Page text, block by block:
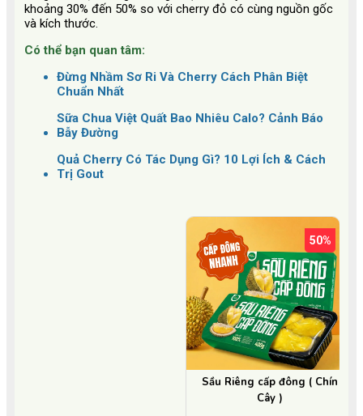
khoảng 30% đến 50% so với cherry đỏ có cùng nguồn gốc
và kích thước.
Có thể bạn quan tâm:
Đừng Nhầm Sơ Ri Và Cherry Cách Phân Biệt
Chuẩn Nhất
Sữa Chua Việt Quất Bao Nhiêu Calo? Cảnh Báo
Bẫy Đường
Quả Cherry Có Tác Dụng Gì? 10 Lợi Ích & Cách
Trị Gout
50%
Sầu Riêng cấp đông ( Chín
Cây )